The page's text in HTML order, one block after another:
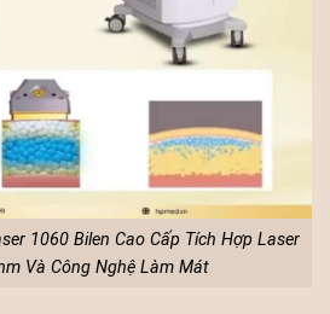
1060 Bilen Cao Cấp Tích Hợp Laser
Và Công Nghệ Làm Mát